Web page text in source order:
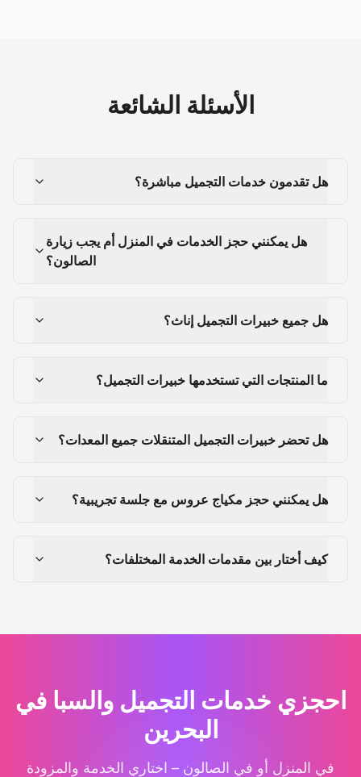
الأسئلة الشائعة
هل تقدمون خدمات التجميل مباشرة؟
هل يمكنني حجز الخدمات في المنزل أم يجب زيارة
الصالون؟
هل جميع خبيرات التجميل إناث؟
ما المنتجات التي تستخدمها خبيرات التجميل؟
هل تحضر خبيرات التجميل المتنقلات جميع المعدات؟
هل يمكنني حجز مكياج عروس مع جلسة تجريبية؟
كيف أختار بين مقدمات الخدمة المختلفات؟
احجزي خدمات التجميل والسبا في
البحرين
في المنزل أو في الصالون – اختاري الخدمة والمزودة